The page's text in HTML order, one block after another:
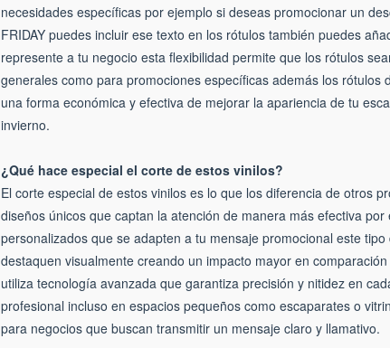
necesidades específicas por ejemplo si deseas promocionar un
FRIDAY puedes incluir ese texto en los rótulos también puedes
represente a tu negocio esta flexibilidad permite que los rótulos
generales como para promociones específicas además los
una forma económica y efectiva de mejorar la apariencia de tu
invierno.
¿Qué hace especial el corte de estos vinilos?
El corte especial de estos vinilos es lo que los diferencia de otros
diseños únicos que captan la atención de manera más efectiva
personalizados que se adapten a tu mensaje promocional este
destaquen visualmente creando un impacto mayor en
utiliza tecnología avanzada que garantiza precisión y nitidez en
profesional incluso en espacios pequeños como escaparates o
para negocios que buscan transmitir un mensaje claro y llamativo.